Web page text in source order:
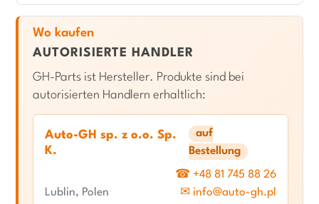
Wo kaufen
AUTORISIERTE HANDLER
GH-Parts ist Hersteller. Produkte sind bei
autorisierten Handlern erhaltlich:
Auto-GH sp. z o.o. Sp.
K.
auf
Bestellung
Lublin, Polen
☎ +48 81 745 88 26
✉ info@auto-gh.pl